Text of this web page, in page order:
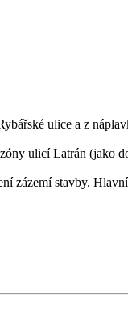
ulice a z
ulicí Latrán (jako
zázemí stavby.